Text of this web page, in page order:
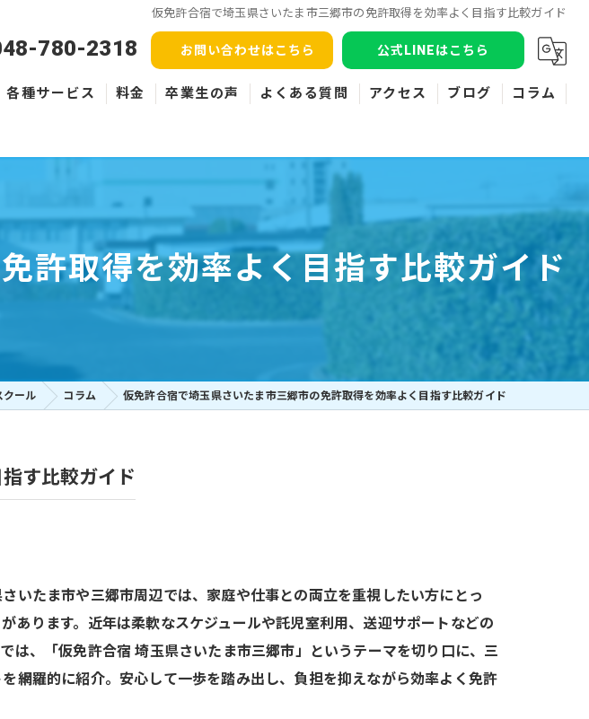
仮免許合宿で埼玉県さいたま市三郷市の免許取得を効率よく目指す比較ガイド
780-2318 お問い合わせはこちら 公式LINEはこちら
各種サービス
ペーパードライバー
料金 卒業生の声 よくある質問 アクセス ブログ コラム
許取得を効率よく目指す比較ガイド
クール コラム 仮免許合宿で埼玉県さいたま市三郷市の免許取得を効率よく目指す比較ガイド
す比較ガイド
いたま市や三郷市周辺では、家庭や仕事との両立を重視したい方にとっ
あります。近年は柔軟なスケジュールや託児室利用、送迎サポートなどの
は、「仮免許合宿 埼玉県さいたま市三郷市」というテーマを切り口に、三
網羅的に紹介。安心して一歩を踏み出し、負担を抑えながら効率よく免許